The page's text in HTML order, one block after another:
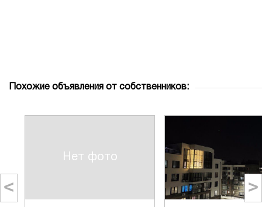
Похожие объявления от собственников:
Нет фото
< >